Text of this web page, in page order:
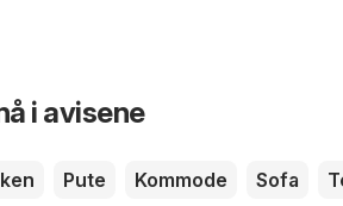
i avisene
Pute Kommode Sofa